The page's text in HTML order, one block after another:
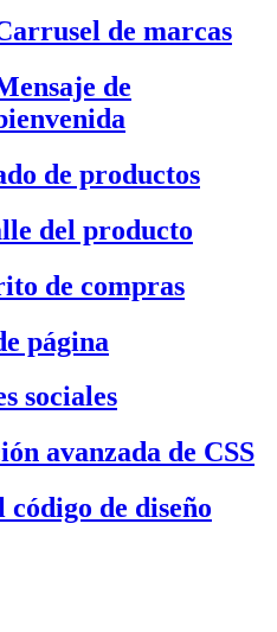
de marcas
de
de productos
del producto
de compras
página
sociales
avanzada de CSS
de diseño